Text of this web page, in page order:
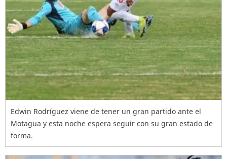
Edwin Rodríguez viene de tener un gran partido ante el
Motagua y esta noche espera seguir con su gran estado de
forma.